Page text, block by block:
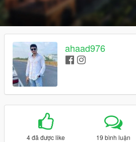
ahaad976
4 đã được like 19 bình luận